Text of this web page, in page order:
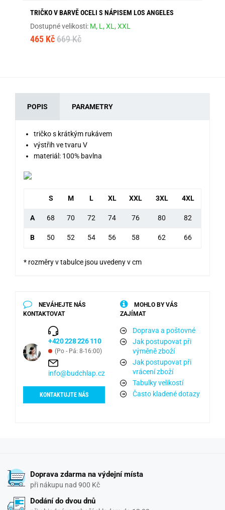
TRIČKO V BARVĚ OCELI S NÁPISEM LOS ANGELES
Dostupné velikosti: M, L,XL,XXL
465 Kč 669 Kč
POPIS PARAMETRY
tričko s krátkým rukávem
výstřih ve tvaru V
materiál: 100% bavlna
S M L XL XXL 3XL 4XL
A 68 70 72 74 76 80 82
B 50 52 54 56 58 62 66
* rozměry v tabulce jsou uvedeny v cm
NEVÁHEJTE NÁS
KONTAKTOVAT
+420 228 226 110
(Po - Pá: 8-16:00)
info@budchlap.cz
KONTAKTUJTE NÁS
MOHLO BY VÁS
ZAJÍMAT
Doprava a poštovné
Jak postupovat při
výměně zboží
Jak postupovat při
vrácení zboží
Tabulky velikostí
Často kladené dotazy
Doprava zdarma na výdejní místa
při nákupu nad 900 Kč
Dodání do dvou dnů